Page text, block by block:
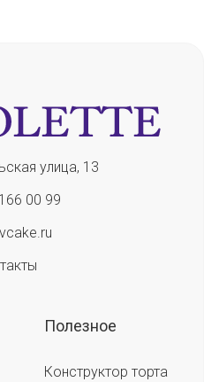
улица, 13
00 99
Полезное
Конструктор торта